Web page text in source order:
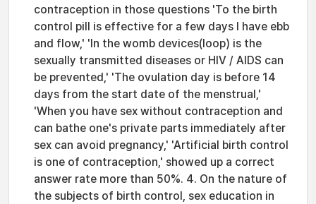
contraception in those questions 'To the birth
control pill is effective for a few days I have ebb
and flow,' 'In the womb devices(loop) is the
sexually transmitted diseases or HIV / AIDS can
be prevented,' 'The ovulation day is before 14
days from the start date of the menstrual,'
'When you have sex without contraception and
can bathe one's private parts immediately after
sex can avoid pregnancy,' 'Artificial birth control
is one of contraception,' showed up a correct
answer rate more than 50%. 4. On the nature of
the subjects of birth control, sex education in